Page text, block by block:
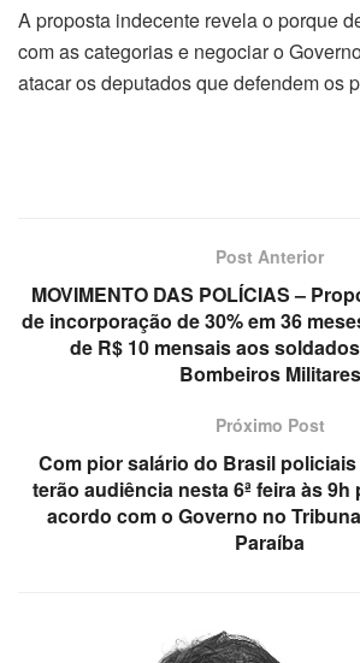
A proposta indecente revela o porque
com as categorias e negociar o
atacar os deputados que defendem os
Post Anterior
MOVIMENTO DAS POLÍCIAS –
de incorporação de 30% em 36
de R$ 10 mensais aos
Bombeiros Militares
Próximo Post
Com pior salário do Brasil
terão audiência nesta 6ª feira às 9h
acordo com o Governo no
Paraíba